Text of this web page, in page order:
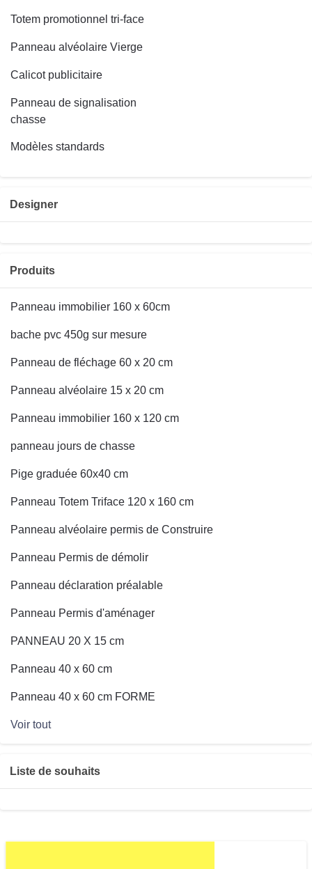
Totem promotionnel tri-face
Panneau alvéolaire Vierge
Calicot publicitaire
Panneau de signalisation
chasse
Modèles standards
Designer
Produits
Panneau immobilier 160 x 60cm
bache pvc 450g sur mesure
Panneau de fléchage 60 x 20 cm
Panneau alvéolaire 15 x 20 cm
Panneau immobilier 160 x 120 cm
panneau jours de chasse
Pige graduée 60x40 cm
Panneau Totem Triface 120 x 160 cm
Panneau alvéolaire permis de Construire
Panneau Permis de démolir
Panneau déclaration préalable
Panneau Permis d'aménager
PANNEAU 20 X 15 cm
Panneau 40 x 60 cm
Panneau 40 x 60 cm FORME
Voir tout
Liste de souhaits